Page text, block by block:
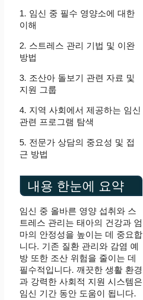
1. 임신 중 필수 영양소에 대한
이해
2. 스트레스 관리 기법 및 이완
방법
3. 조산아 돌보기 관련 자료 및
지원 그룹
4. 지역 사회에서 제공하는 임신
관련 프로그램 탐색
5. 전문가 상담의 중요성 및 접
근 방법
내용 한눈에 요약
임신 중 올바른 영양 섭취와 스
트레스 관리는 태아의 건강과 엄
마의 안정성을 높이는 데 중요합
니다. 기존 질환 관리와 감염 예
방 또한 조산 위험을 줄이는 데
필수적입니다. 깨끗한 생활 환경
과 강력한 사회적 지원 시스템은
임신 기간 동안 도움이 됩니다.